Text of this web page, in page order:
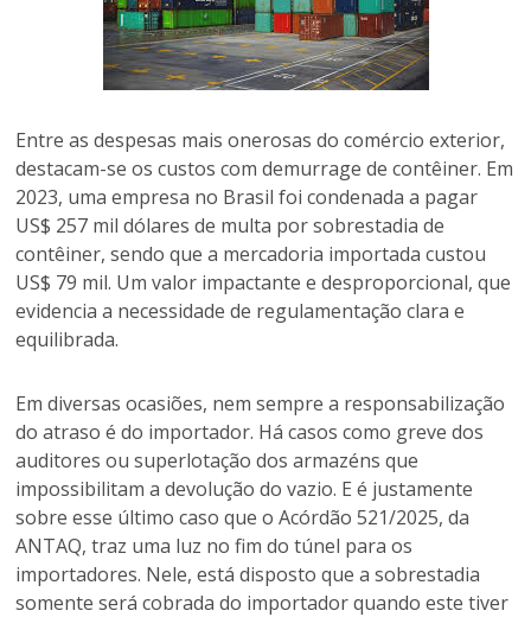
Entre as despesas mais onerosas do comércio exterior,
destacam-se os custos com demurrage de contêiner. Em
2023, uma empresa no Brasil foi condenada a pagar
US$ 257 mil dólares de multa por sobrestadia de
contêiner, sendo que a mercadoria importada custou
US$ 79 mil. Um valor impactante e desproporcional, que
evidencia a necessidade de regulamentação clara e
equilibrada.
Em diversas ocasiões, nem sempre a responsabilização
do atraso é do importador. Há casos como greve dos
auditores ou superlotação dos armazéns que
impossibilitam a devolução do vazio. E é justamente
sobre esse último caso que o Acórdão 521/2025, da
ANTAQ, traz uma luz no fim do túnel para os
importadores. Nele, está disposto que a sobrestadia
somente será cobrada do importador quando este tiver